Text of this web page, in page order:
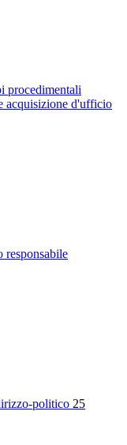
procedimentali
acquisizione d'ufficio
politico 25